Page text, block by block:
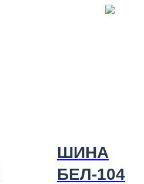
ШИНА
БЕЛ-104